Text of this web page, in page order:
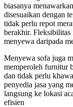
biasanya
disesuaikan dengan
tidak perlu repot
berakhir.
menyewa daripada
Menyewa sofa juga
memperoleh furnitur
dan tidak perlu
penyedia jasa yang
langsung ke lokasi
efisien